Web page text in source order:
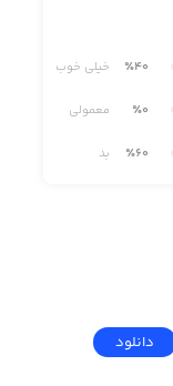
٪40 خیلی خوب
٪0 معمولی
٪60 بد
دانلود